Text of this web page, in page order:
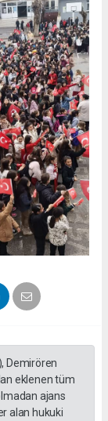
Demirören
eklenen tüm
ajans
alan hukuki